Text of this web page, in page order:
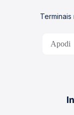
Apodi